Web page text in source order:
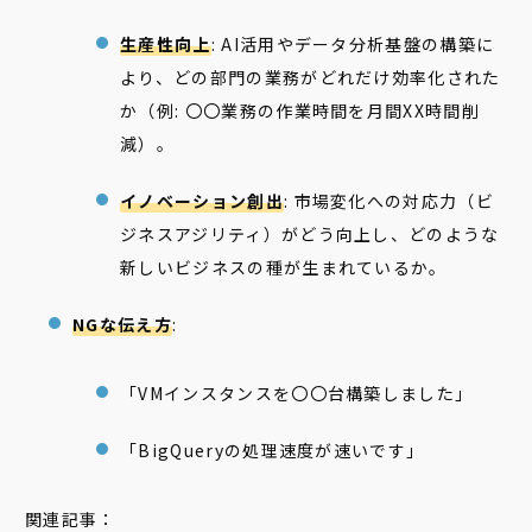
生産性向上: AI活用やデータ分析基盤の構築に
より、どの部門の業務がどれだけ効率化された
か（例: 〇〇業務の作業時間を月間XX時間削
減）。
イノベーション創出: 市場変化への対応力（ビ
ジネスアジリティ）がどう向上し、どのような
新しいビジネスの種が生まれているか。
NGな伝え方:
「VMインスタンスを〇〇台構築しました」
「BigQueryの処理速度が速いです」
関連記事：